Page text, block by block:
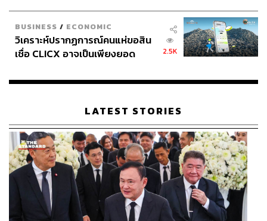
ผู้ที่เขียนบันทึกสิ่งที่รู้สึกขอบคุณเป็นเวลา 10 สัปดาห์ พบว่า
ความเครียดลดลง และภาวะซึมเศร้าดีขึ้นเมื่อเทียบกับผู้ที่ไม่
ได้เขียนบันทึก
ปลายปีที่ผ่านมา ผมได้จัดกิจกรรมในบริษัท โดยให้ทุกคน
ไปบอกกับเจ้าของข้อความด้วยตัวเอง บรรยากาศวันนั้นเต็ม
ไปด้วยความอบอุ่น บางคนถึงกับน้ำตาคลอ เพราะไม่เคยคิด
ว่าจะได้รับคำขอบคุณจากเพื่อนร่วมงาน ทุกคนต่างได้รับพลัง
บวกอย่างเต็มเปี่ยม
การขอบคุณเป็นเหมือนสะพานที่เชื่อมจิตใจของผู้คนเข้าด้วย
กัน
BUSINESS / ECONOMIC
วิเคราะห์ปรากฏการณ์คนแห่ขอสิน
เชื่อ CLICX อาจเป็นเพียงยอด
เรือนไทยที่ถูกซุกไว้
2.5K
LATEST STORIES